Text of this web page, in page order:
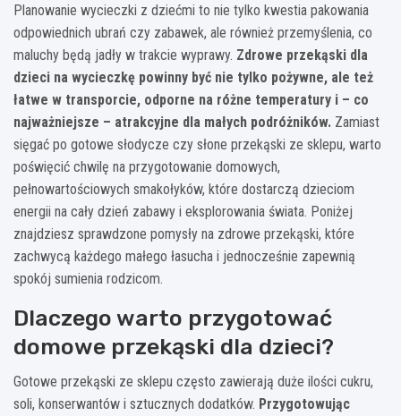
Planowanie wycieczki z dziećmi to nie tylko kwestia pakowania
odpowiednich ubrań czy zabawek, ale również przemyślenia, co
maluchy będą jadły w trakcie wyprawy. Zdrowe przekąski dla
dzieci na wycieczkę powinny być nie tylko pożywne, ale też
łatwe w transporcie, odporne na różne temperatury i – co
najważniejsze – atrakcyjne dla małych podróżników. Zamiast
sięgać po gotowe słodycze czy słone przekąski ze sklepu, warto
poświęcić chwilę na przygotowanie domowych,
pełnowartościowych smakołyków, które dostarczą dzieciom
energii na cały dzień zabawy i eksplorowania świata. Poniżej
znajdziesz sprawdzone pomysły na zdrowe przekąski, które
zachwycą każdego małego łasucha i jednocześnie zapewnią
spokój sumienia rodzicom.
Dlaczego warto przygotować
domowe przekąski dla dzieci?
Gotowe przekąski ze sklepu często zawierają duże ilości cukru,
soli, konserwantów i sztucznych dodatków. Przygotowując